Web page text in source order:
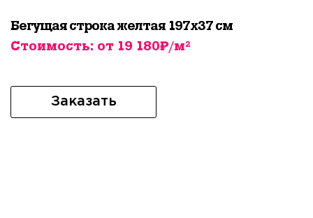
Бегущая строка желтая 197х37 см
Стоимость: от 19 180₽/м²
Заказать